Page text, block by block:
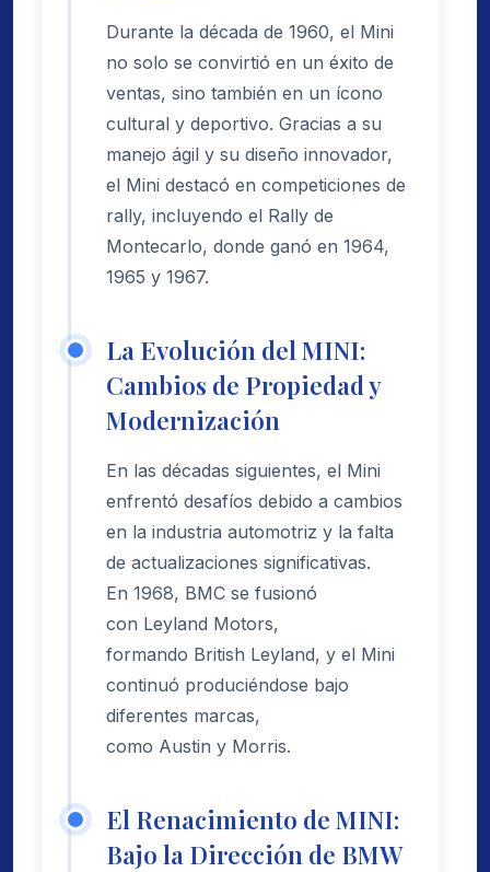
Durante la década de 1960, el Mini
no solo se convirtió en un éxito de
ventas, sino también en un ícono
cultural y deportivo. Gracias a su
manejo ágil y su diseño innovador,
el Mini destacó en competiciones de
rally, incluyendo el Rally de
Montecarlo, donde ganó en 1964,
1965 y 1967.
La Evolución del MINI:
Cambios de Propiedad y
Modernización
En las décadas siguientes, el Mini
enfrentó desafíos debido a cambios
en la industria automotriz y la falta
de actualizaciones significativas.
En 1968, BMC se fusionó
con Leyland Motors,
formando British Leyland, y el Mini
continuó produciéndose bajo
diferentes marcas,
como Austin y Morris.
El Renacimiento de MINI:
Bajo la Dirección de BMW